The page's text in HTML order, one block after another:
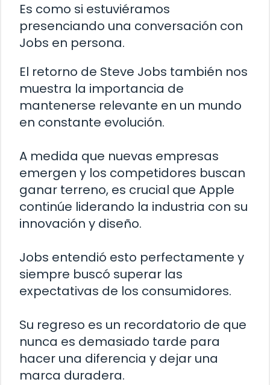
Es como si estuviéramos
presenciando una conversación con
Jobs en persona.
El retorno de Steve Jobs también nos
muestra la importancia de
mantenerse relevante en un mundo
en constante evolución.
A medida que nuevas empresas
emergen y los competidores buscan
ganar terreno, es crucial que Apple
continúe liderando la industria con su
innovación y diseño.
Jobs entendió esto perfectamente y
siempre buscó superar las
expectativas de los consumidores.
Su regreso es un recordatorio de que
nunca es demasiado tarde para
hacer una diferencia y dejar una
marca duradera.